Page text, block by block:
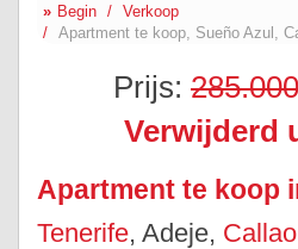
Begin
Verkoop
Apartment te koop, Sueño Azul,
Prijs:
Verwijderd
Apartment te koop
Tenerife, Adeje,